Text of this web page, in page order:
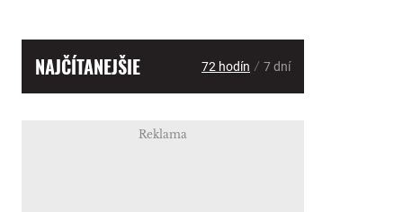
NAJČÍTANEJŠIE 72 hodín / 7 dní
Reklama